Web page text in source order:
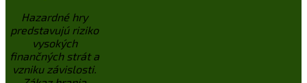
Hazardné hry
predstavujú riziko
vysokých
finančných strát a
vzniku závislosti.